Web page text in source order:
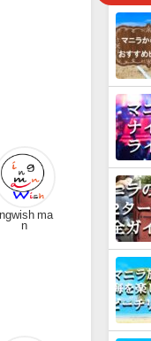
ma
n